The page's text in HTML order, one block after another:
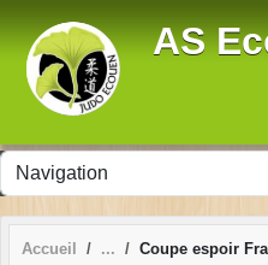
AS
Accueil Coupe espoir